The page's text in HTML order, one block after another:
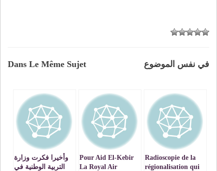
Dans Le Même Sujet في نفس الموضوع
Radioscopie de la
régionalisation qui
Pour Aid El-Kebir
La Royal Air
وأخيرا فكرت وزارة
التربية الوطنية في